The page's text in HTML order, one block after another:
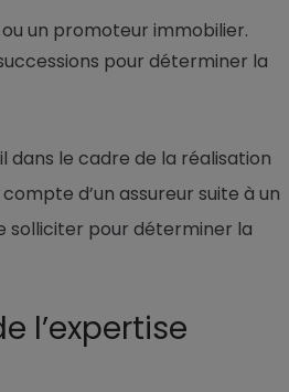
un promoteur immobilier.
pour déterminer la
dans le cadre de la réalisation
d’un assureur suite à un
solliciter pour déterminer la
l’expertise